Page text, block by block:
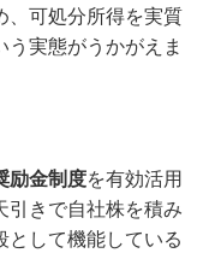
、可処分所得を実質
実態がうかがえま
励金制度を有効活用
引きで自社株を積み
して機能している